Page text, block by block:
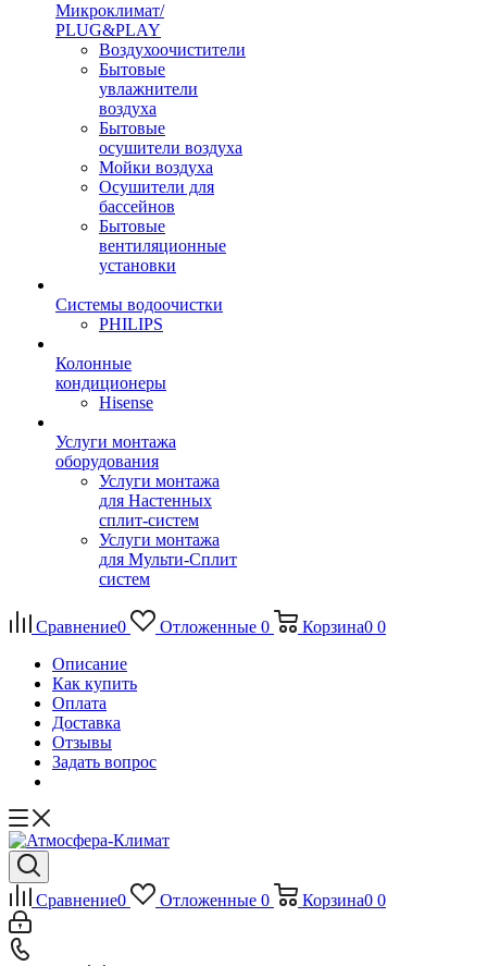
Микроклимат/
PLUG&PLAY
Воздухоочистители
Бытовые
увлажнители
воздуха
Бытовые
осушители воздуха
Мойки воздуха
Осушители для
бассейнов
Бытовые
вентиляционные
установки
Системы водоочистки
PHILIPS
Колонные
кондиционеры
Hisense
Услуги монтажа
оборудования
Услуги монтажа
для Настенных
сплит-систем
Услуги монтажа
для Мульти-Сплит
систем
Сравнение0 Отложенные 0 Корзина0 0
Описание
Как купить
Оплата
Доставка
Отзывы
Задать вопрос
Сравнение0 Отложенные 0 Корзина0 0